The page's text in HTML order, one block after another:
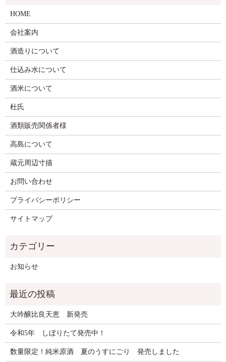
HOME
会社案内
酒造りについて
仕込み水について
酒米について
杜氏
酒類販売関係者様
高島について
蔵元周辺寸描
お問い合わせ
プライバシーポリシー
サイトマップ
お知らせ
大吟醸比良天恵 新発売
令和5年 しぼりたて発売中！
数量限定！純米原酒 夏のうすにごり 発売しました